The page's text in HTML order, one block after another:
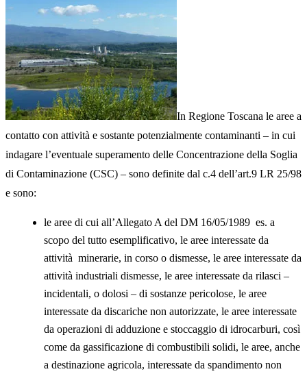
In Regione Toscana le aree a
contatto con attività e sostante potenzialmente contaminanti – in cui
indagare l’eventuale superamento delle Concentrazione della Soglia
di Contaminazione (CSC) – sono definite dal c.4 dell’art.9 LR 25/98
e sono:
le aree di cui all’Allegato A del DM 16/05/1989 es. a
scopo del tutto esemplificativo, le aree interessate da
attività minerarie, in corso o dismesse, le aree interessate da
attività industriali dismesse, le aree interessate da rilasci –
incidentali, o dolosi – di sostanze pericolose, le aree
interessate da discariche non autorizzate, le aree interessate
da operazioni di adduzione e stoccaggio di idrocarburi, così
come da gassificazione di combustibili solidi, le aree, anche
a destinazione agricola, interessate da spandimento non